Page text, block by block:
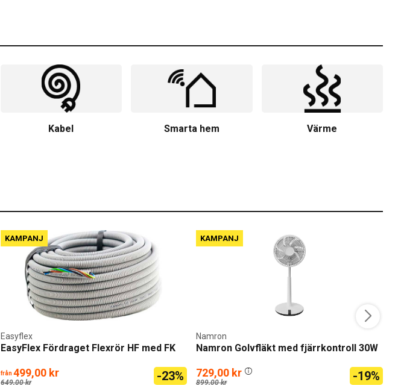
Kabel Smarta hem Värme
KAMPANJ
EasyFlex Fördraget Flexrör HF med FK
Easyflex
från 499,00 kr
649,00 kr -23%
KAMPANJ
Namron Golvfläkt med fjärrkontroll 30W
Namron
729,00 kr
899,00 kr -19%